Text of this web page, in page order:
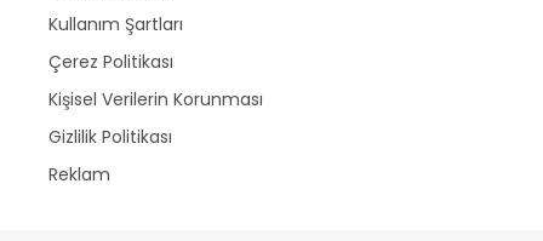
Kullanım Şartları
Çerez Politikası
Kişisel Verilerin Korunması
Gizlilik Politikası
Reklam